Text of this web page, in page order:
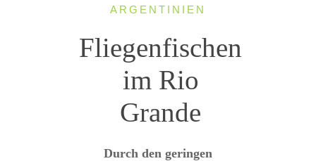
ARGENTINIEN
Fliegenfischen
im Rio
Grande
Durch den geringen